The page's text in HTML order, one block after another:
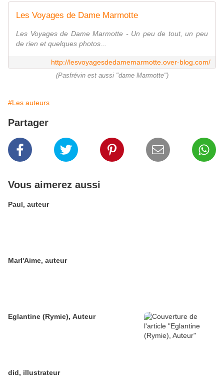
Les Voyages de Dame Marmotte
Les Voyages de Dame Marmotte - Un peu de tout, un peu
de rien et quelques photos...
http://lesvoyagesdedamemarmotte.over-blog.com/
(Pasfrévin est aussi "dame Marmotte")
#Les auteurs
Partager
Vous aimerez aussi
Paul, auteur
Marl'Aime, auteur
Eglantine (Rymie), Auteur
did, illustrateur